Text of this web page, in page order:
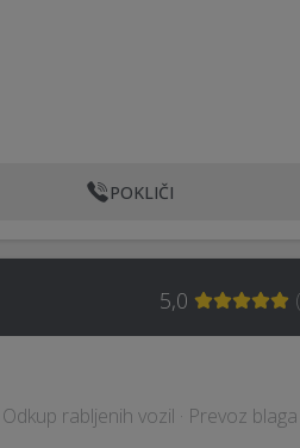
POKLIČI
5,0 (
rabljenih vozil · Prevoz blaga